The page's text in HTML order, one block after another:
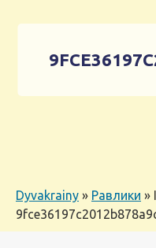
Dyvakrainy » Равлики »